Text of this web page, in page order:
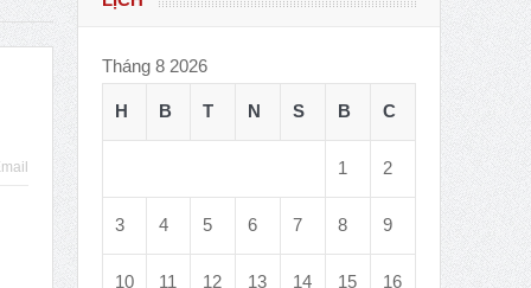
học giáo dục”.
in 2031
Tháng 8 2026
H B T N S B C
1 2
3 4 5 6 7 8 9
10 11 12 13 14 15 16